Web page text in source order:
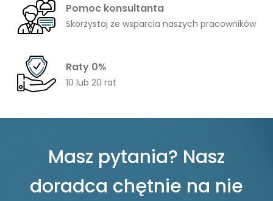
Pomoc konsultanta
Skorzystaj ze wsparcia naszych pracowników
Raty 0%
10 lub 20 rat
Masz pytania? Nasz
doradca chętnie na nie